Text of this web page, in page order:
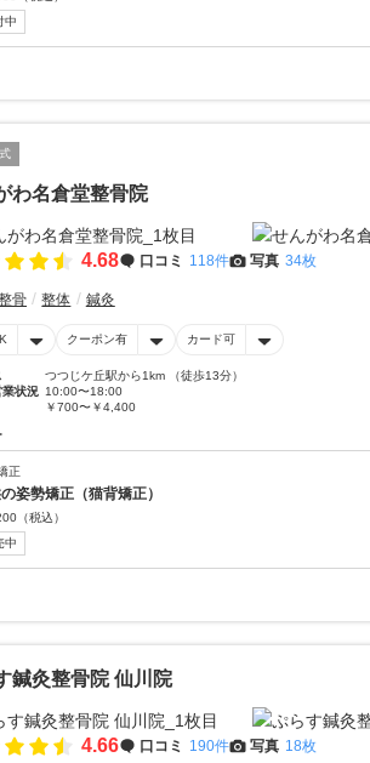
中
わ名倉堂整骨院
4.68 口コミ 118件 写真 34枚
骨 整体 鍼灸
クーポン有 カード可
つつじケ丘駅から1km （徒歩13分）
業状況 10:00〜18:00
￥700〜￥4,400
正
姿勢矯正（猫背矯正）
（税込）
中
鍼灸整骨院 仙川院
4.66 口コミ 190件 写真 18枚